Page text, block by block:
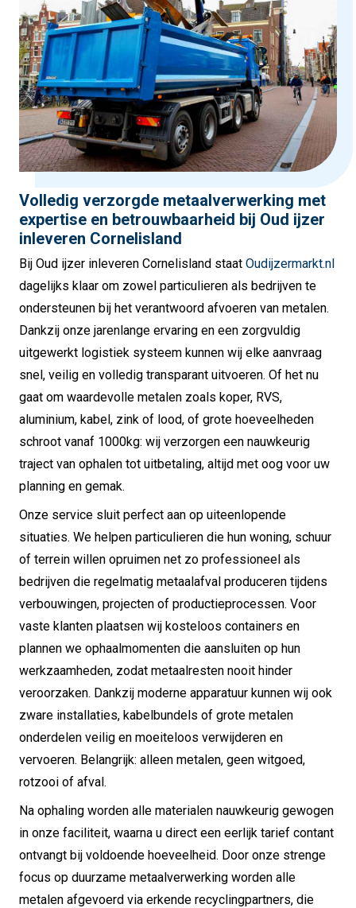
Volledig verzorgde metaalverwerking met
expertise en betrouwbaarheid bij Oud ijzer
inleveren Cornelisland
Bij Oud ijzer inleveren Cornelisland staat Oudijzermarkt.nl
dagelijks klaar om zowel particulieren als bedrijven te
ondersteunen bij het verantwoord afvoeren van metalen.
Dankzij onze jarenlange ervaring en een zorgvuldig
uitgewerkt logistiek systeem kunnen wij elke aanvraag
snel, veilig en volledig transparant uitvoeren. Of het nu
gaat om waardevolle metalen zoals koper, RVS,
aluminium, kabel, zink of lood, of grote hoeveelheden
schroot vanaf 1000kg: wij verzorgen een nauwkeurig
traject van ophalen tot uitbetaling, altijd met oog voor uw
planning en gemak.
Onze service sluit perfect aan op uiteenlopende
situaties. We helpen particulieren die hun woning, schuur
of terrein willen opruimen net zo professioneel als
bedrijven die regelmatig metaalafval produceren tijdens
verbouwingen, projecten of productieprocessen. Voor
vaste klanten plaatsen wij kosteloos containers en
plannen we ophaalmomenten die aansluiten op hun
werkzaamheden, zodat metaalresten nooit hinder
veroorzaken. Dankzij moderne apparatuur kunnen wij ook
zware installaties, kabelbundels of grote metalen
onderdelen veilig en moeiteloos verwijderen en
vervoeren. Belangrijk: alleen metalen, geen witgoed,
rotzooi of afval.
Na ophaling worden alle materialen nauwkeurig gewogen
in onze faciliteit, waarna u direct een eerlijk tarief contant
ontvangt bij voldoende hoeveelheid. Door onze strenge
focus op duurzame metaalverwerking worden alle
metalen afgevoerd via erkende recyclingpartners, die